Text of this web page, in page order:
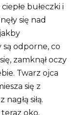
bułeczki i
się nad
odporne, co
zamknął oczy
Twarz ojca
się z
siłą.
oko.